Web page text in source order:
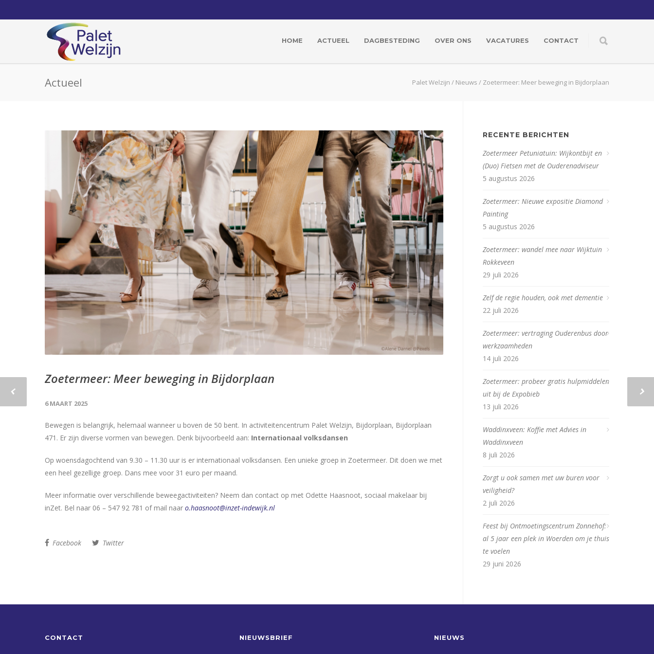
HOME ACTUEEL DAGBESTEDING OVER ONS VACATURES CONTACT
Actueel Palet Welzijn / Nieuws / Zoetermeer: Meer beweging in Bijdorplaan
Zoetermeer: Meer beweging in Bijdorplaan
6 MAART 2025
Bewegen is belangrijk, helemaal wanneer u boven de 50 bent. In activiteitencentrum Palet Welzijn, Bijdorplaan, Bijdorplaan
471. Er zijn diverse vormen van bewegen. Denk bijvoorbeeld aan: Internationaal volksdansen
Op woensdagochtend van 9.30 – 11.30 uur is er internationaal volksdansen. Een unieke groep in Zoetermeer. Dit doen we met
een heel gezellige groep. Dans mee voor 31 euro per maand.
Meer informatie over verschillende beweegactiviteiten? Neem dan contact op met Odette Haasnoot, sociaal makelaar bij
inZet. Bel naar 06 – 547 92 781 of mail naar o.haasnoot@inzet-indewijk.nl
Facebook Twitter
RECENTE BERICHTEN
Zoetermeer Petuniatuin: Wijkontbijt en
(Duo) Fietsen met de Ouderenadviseur
5 augustus 2026
Zoetermeer: Nieuwe expositie Diamond
Painting
5 augustus 2026
Zoetermeer: wandel mee naar Wijktuin
Rokkeveen
29 juli 2026
Zelf de regie houden, ook met dementie
22 juli 2026
Zoetermeer: vertraging Ouderenbus door
werkzaamheden
14 juli 2026
Zoetermeer: probeer gratis hulpmiddelen
uit bij de Expobieb
13 juli 2026
Waddinxveen: Koffie met Advies in
Waddinxveen
8 juli 2026
Zorgt u ook samen met uw buren voor
veiligheid?
2 juli 2026
Feest bij Ontmoetingscentrum Zonnehof:
al 5 jaar een plek in Woerden om je thuis
te voelen
29 juni 2026
CONTACT NIEUWSBRIEF NIEUWS